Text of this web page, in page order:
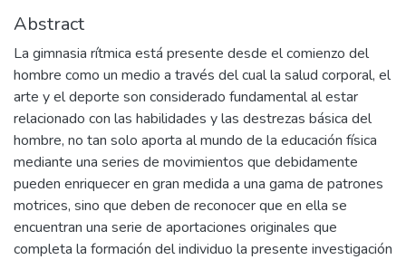
Abstract
La gimnasia rítmica está presente desde el comienzo del
hombre como un medio a través del cual la salud corporal, el
arte y el deporte son considerado fundamental al estar
relacionado con las habilidades y las destrezas básica del
hombre, no tan solo aporta al mundo de la educación física
mediante una series de movimientos que debidamente
pueden enriquecer en gran medida a una gama de patrones
motrices, sino que deben de reconocer que en ella se
encuentran una serie de aportaciones originales que
completa la formación del individuo la presente investigación